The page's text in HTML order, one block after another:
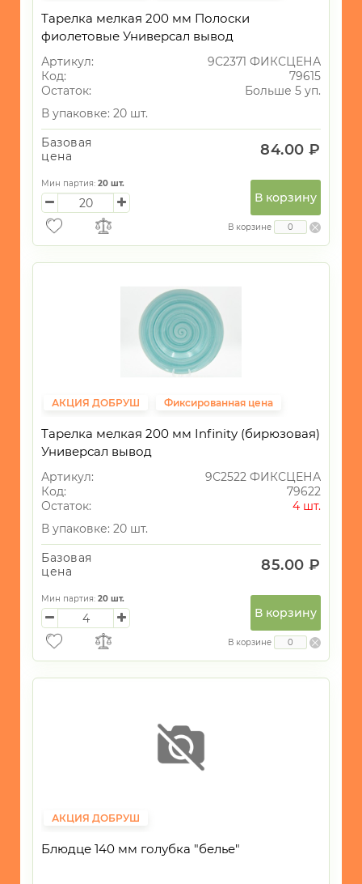
Тарелка мелкая 200 мм Полоски
фиолетовые Универсал вывод
Артикул:
9С2371 ФИКСЦЕНА
Код:
79615
Остаток:
Больше 5 уп.
В упаковке: 20 шт.
Базовая
цена
84.00 ₽
Мин партия: 20 шт.
В корзину
В корзине
АКЦИЯ ДОБРУШ Фиксированная цена
Тарелка мелкая 200 мм Infinity (бирюзовая)
Универсал вывод
Артикул:
9С2522 ФИКСЦЕНА
Код:
79622
Остаток:
4 шт.
В упаковке: 20 шт.
Базовая
цена
85.00 ₽
Мин партия: 20 шт.
В корзину
В корзине
АКЦИЯ ДОБРУШ
Блюдце 140 мм голубка "белье"